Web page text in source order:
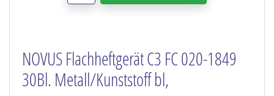
NOVUS Flachheftgerät C3 FC 020-1849
30Bl. Metall/Kunststoff bl,